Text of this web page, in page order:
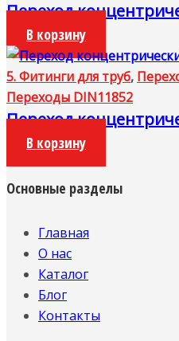
Переход
В корзину
5. Фитинги для труб,
Переходы DIN11852
Переход
В корзину
Основные разделы
Главная
О нас
Каталог
Блог
Контакты